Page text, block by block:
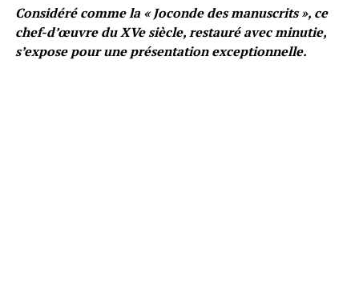
Considéré comme la « Joconde des manuscrits », ce
chef-d’œuvre du XVe siècle, restauré avec minutie,
s’expose pour une présentation exceptionnelle.